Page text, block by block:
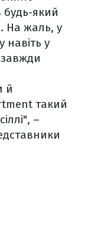
який
На жаль, у
навіть у
й
такий
–